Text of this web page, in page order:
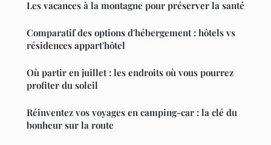
Les vacances à la montagne pour préserver la santé
Comparatif des options d'hébergement : hôtels vs
résidences appart'hôtel
Où partir en juillet : les endroits où vous pourrez
profiter du soleil
Réinventez vos voyages en camping-car : la clé du
bonheur sur la route